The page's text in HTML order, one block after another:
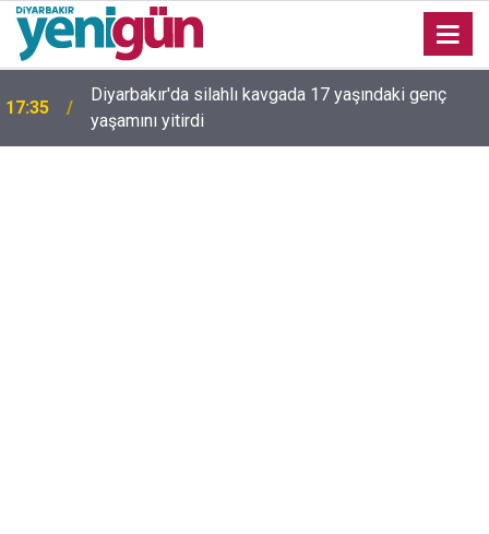
16:54 Bahceli'den Öcalan ve Demirtaş açıklaması